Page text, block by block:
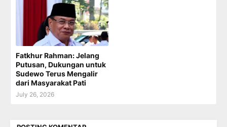
Fatkhur Rahman: Jelang
Putusan, Dukungan untuk
Sudewo Terus Mengalir
dari Masyarakat Pati
July 26, 2026